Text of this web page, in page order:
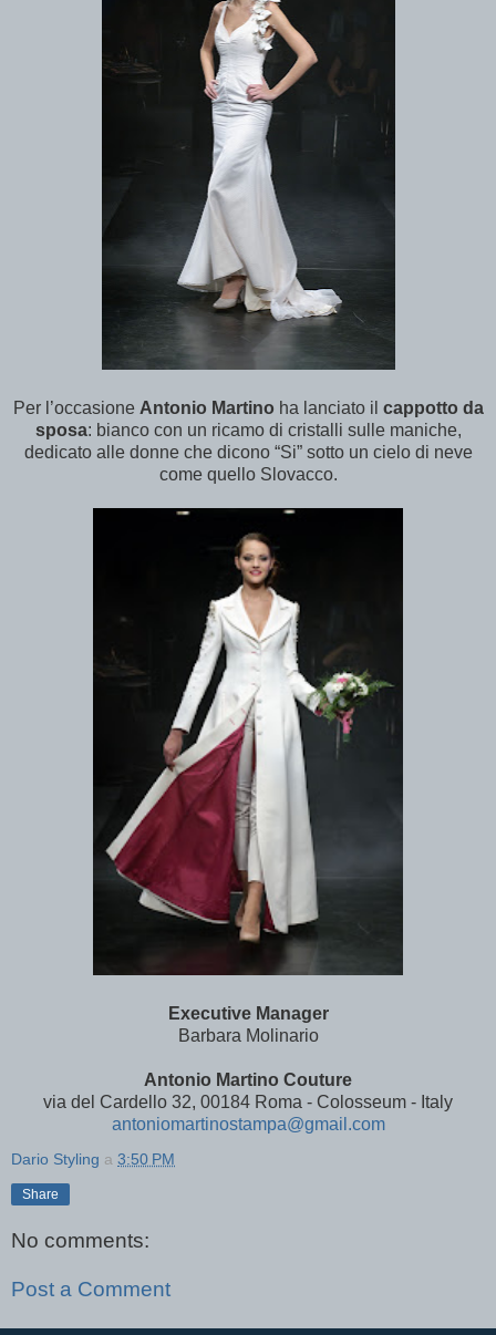
Per l’occasione Antonio Martino ha lanciato il cappotto da
sposa: bianco con un ricamo di cristalli sulle maniche,
dedicato alle donne che dicono “Si” sotto un cielo di neve
come quello Slovacco.
Executive Manager
Barbara Molinario
Antonio Martino Couture
via del Cardello 32, 00184 Roma - Colosseum - Italy
antoniomartinostampa@gmail.com
Dario Styling a 3:50 PM
Share
No comments:
Post a Comment